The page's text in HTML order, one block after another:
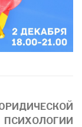
ПСИХОЛОГИИ